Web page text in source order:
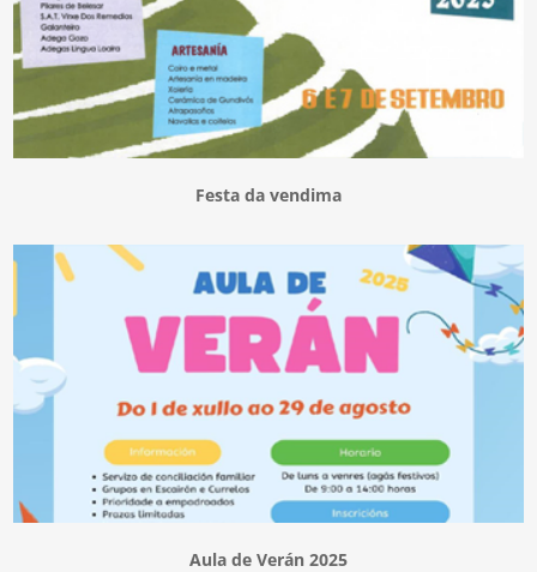
Festa da vendima
Aula de Verán 2025